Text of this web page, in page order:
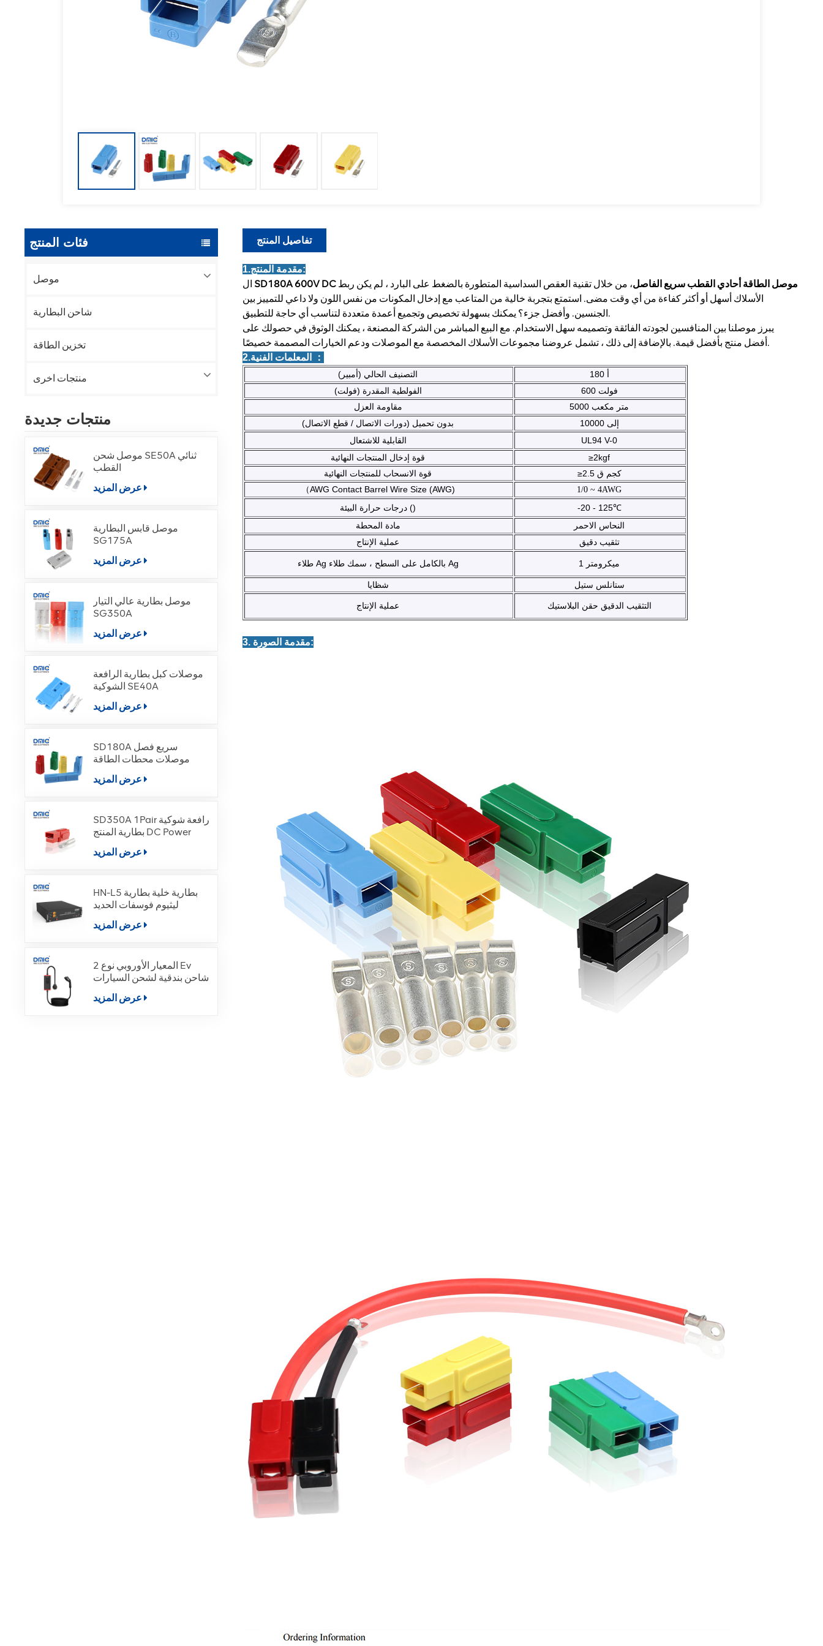
فئات المنتج
موصل
شاحن البطارية
تخزين الطاقة
منتجات اخرى
منتجات جديدة
موصل شحن SE50A ثنائي
القطب
عرض المزيد
موصل قابس البطارية
SG175A
عرض المزيد
موصل بطارية عالي التيار
SG350A
عرض المزيد
موصلات كبل بطارية الرافعة
الشوكية SE40A
عرض المزيد
SD180A سريع فصل
موصلات محطات الطاقة
عرض المزيد
SD350A 1Pair رافعة شوكية
بطارية المنتج DC Power
عرض المزيد
HN-L5 بطارية خلية بطارية
ليثيوم فوسفات الحديد
عرض المزيد
المعيار الأوروبي نوع 2 Ev
شاحن بندقية لشحن السيارات
عرض المزيد
تفاصيل المنتج
1.مقدمة المنتج:
SD180A 600V DC موصل الطاقة أحادي القطب سريع الفاصل، من خلال تقنية العقص السداسية المتطورة بالضغط على البارد ، لم يكن ربط
الأسلاك أسهل أو أكثر كفاءة من أي وقت مضى. استمتع بتجربة خالية من المتاعب مع إدخال المكونات من نفس اللون ولا داعي للتمييز بين
الجنسين. وأفضل جزء؟ يمكنك بسهولة تخصيص وتجميع أعمدة متعددة لتناسب أي حاجة للتطبيق.
يبرز موصلنا بين المنافسين لجودته الفائقة وتصميمه سهل الاستخدام. مع البيع المباشر من الشركة المصنعة ، يمكنك الوثوق في حصولك على
أفضل منتج بأفضل قيمة. بالإضافة إلى ذلك ، تشمل عروضنا مجموعات الأسلاك المخصصة مع الموصلات ودعم الخيارات المصممة خصيصًا.
2.المعلمات الفنية ：
التصنيف الحالي (أمبير)
180 أ
الفولطية المقدرة (فولت)
600 فولت
مقاومة العزل
5000 متر مكعب
بدون تحميل (دورات الاتصال / قطع الاتصال)
إلى 10000
القابلية للاشتعال
UL94 V-0
قوة إدخال المنتجات النهائية
≥2kgf
قوة الانسحاب للمنتجات النهائية
≥2.5 كجم ق
（AWG Contact Barrel Wire Size (AWG)
1/0 ~ 4AWG
درجات حرارة البيئة ()
-20 - 125℃
مادة المحطة
النحاس الاحمر
عملية الإنتاج
تثقيب دقيق
طلاء Ag بالكامل على السطح ، سمك طلاء Ag 1 ميكرومتر
شظايا ستانلس ستيل
عملية الإنتاج التثقيب الدقيق حقن البلاستيك
3. مقدمة الصورة: